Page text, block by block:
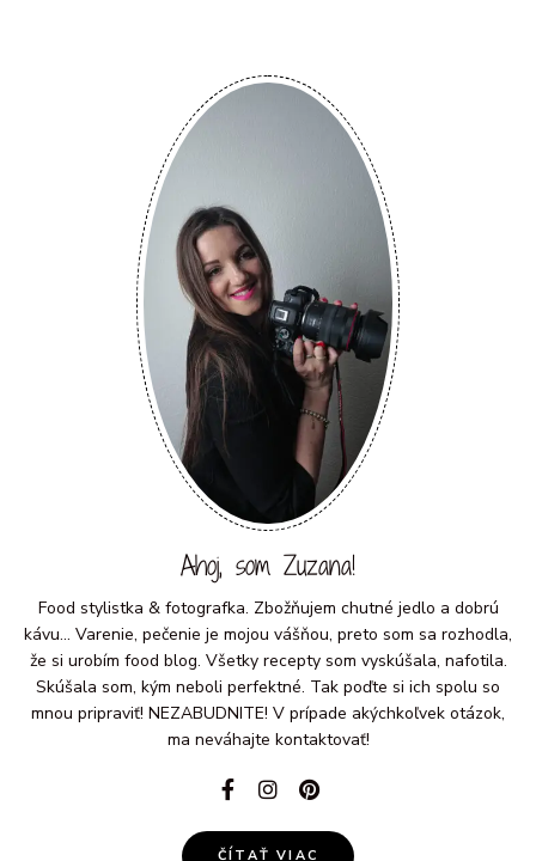
Ahoj, som Zuzana!
Food stylistka & fotografka. Zbožňujem chutné jedlo a dobrú
kávu... Varenie, pečenie je mojou vášňou, preto som sa rozhodla,
že si urobím food blog. Všetky recepty som vyskúšala, nafotila.
Skúšala som, kým neboli perfektné. Tak poďte si ich spolu so
mnou pripraviť! NEZABUDNITE! V prípade akýchkoľvek otázok,
ma neváhajte kontaktovať!
ČÍTAŤ VIAC